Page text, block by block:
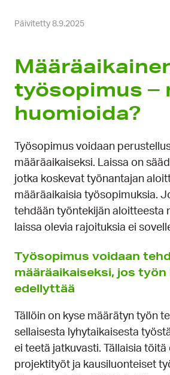
Päivitetty 8.9.2025
työsopimus –
huomioida?
Työsopimus voidaan
määräaikaiseksi. Laissa on
jotka koskevat työnantajan
määräaikaisia työsopimuksia.
tehdään työntekijän aloitteesta
laissa olevia rajoituksia ei
Työsopimus voidaan
määräaikaiseksi, jos
edellyttää
Tällöin on kyse määrätyn työn
sellaisesta lyhytaikaisesta
ei teetä jatkuvasti. Tällaisia
projektityöt ja kausiluonteiset